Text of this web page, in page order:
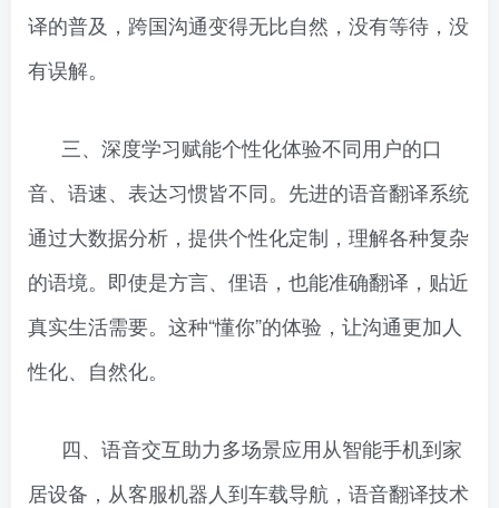
译的普及，跨国沟通变得无比自然，没有等待，没
有误解。
三、深度学习赋能个性化体验不同用户的口
音、语速、表达习惯皆不同。先进的语音翻译系统
通过大数据分析，提供个性化定制，理解各种复杂
的语境。即使是方言、俚语，也能准确翻译，贴近
真实生活需要。这种“懂你”的体验，让沟通更加人
性化、自然化。
四、语音交互助力多场景应用从智能手机到家
居设备，从客服机器人到车载导航，语音翻译技术